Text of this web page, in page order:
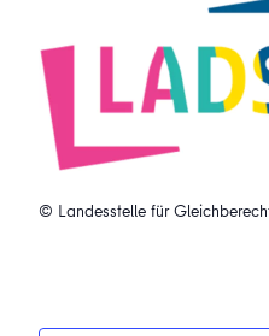
© Landesstelle für